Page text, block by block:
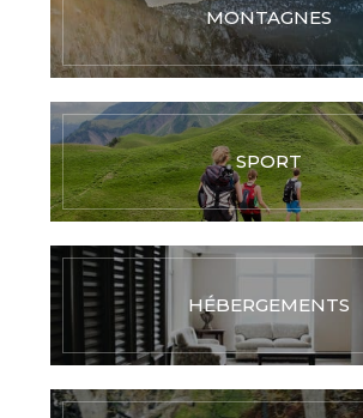
MONTAGNES
SPORT
HÉBERGEMENTS